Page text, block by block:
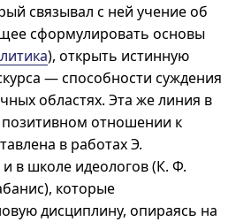
связывал с ней учение об
сформулировать основы
), открыть истинную
— способности суждения
областях. Эта же линия в
позитивном отношении к
в работах Э.
и в школе идеологов (К. Ф.
которые
дисциплину, опираясь на